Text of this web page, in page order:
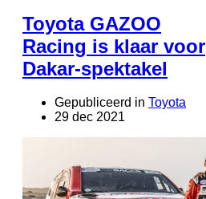
Toyota GAZOO
Racing is klaar voor
Dakar-spektakel
Gepubliceerd in Toyota
29 dec 2021